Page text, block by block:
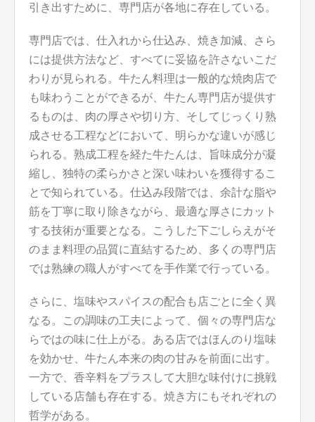
引き出すために、専門店が各地に存在している。
専門店では、仕入れから仕込み、焼き加減、さら
には提供方法など、すべてに妥協を許さないこだ
わりが見られる。牛たん料理は一般的な焼肉店で
も味わうことができるが、牛たん専門店が提供す
るものは、肉の厚さや切り方、そしてじっくり熟
成させる工程などにおいて、明らかな違いが感じ
られる。熟成工程を経た牛たんは、旨味成分が凝
縮し、独特の柔らかさと深い味わいを獲得するこ
とで知られている。仕込み段階では、余計な脂や
筋を丁寧に取り除きながら、最適な厚さにカット
する技術が重要となる。こうした下ごしらえがそ
のまま料理の品質に直結するため、多くの専門店
では熟練の職人がすべてを手作業で行っている。
さらに、塩味やスパイスの配合も店ごとに全く異
なる。この調味の工夫によって、個々の専門店な
らではの味に仕上がる。ある店ではほんのり塩味
を効かせ、牛たん本来の肉の甘みを前面に出す。
一方で、香辛料をプラスして大胆な味付けに挑戦
している店舗も存在する。焼き方にもそれぞれの
哲学がある。